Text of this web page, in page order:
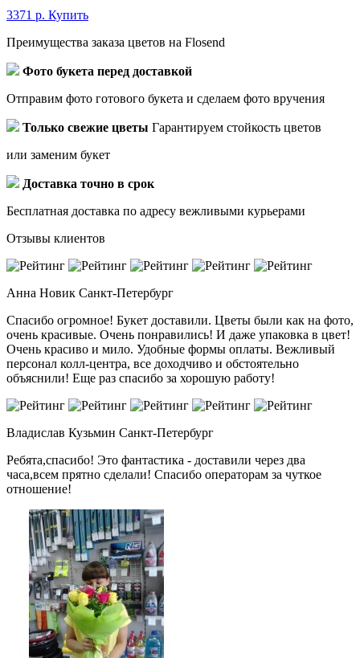
3371 р. Купить
Преимущества заказа цветов на Flosend
Фото букета перед доставкой
Отправим фото готового букета и сделаем фото вручения
Только свежие цветы Гарантируем стойкость цветов
или заменим букет
Доставка точно в срок
Бесплатная доставка по адресу вежливыми курьерами
Отзывы клиентов
Анна Новик Санкт-Петербург
Спасибо огромное! Букет доставили. Цветы были как на фото,
очень красивые. Очень понравились! И даже упаковка в цвет!
Очень красиво и мило. Удобные формы оплаты. Вежливый
персонал колл-центра, все доходчиво и обстоятельно
объяснили! Еще раз спасибо за хорошую работу!
Владислав Кузьмин Санкт-Петербург
Ребята,спасибо! Это фантастика - доставили через два
часа,всем прятно сделали! Спасибо операторам за чуткое
отношение!